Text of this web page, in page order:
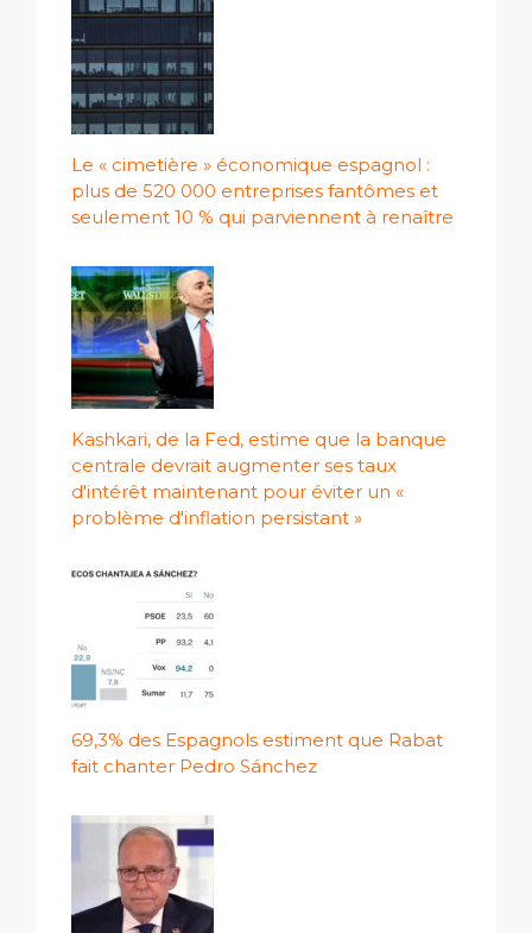
Le « cimetière » économique espagnol :
plus de 520 000 entreprises fantômes et
seulement 10 % qui parviennent à renaître
Kashkari, de la Fed, estime que la banque
centrale devrait augmenter ses taux
d'intérêt maintenant pour éviter un «
problème d'inflation persistant »
69,3% des Espagnols estiment que Rabat
fait chanter Pedro Sánchez